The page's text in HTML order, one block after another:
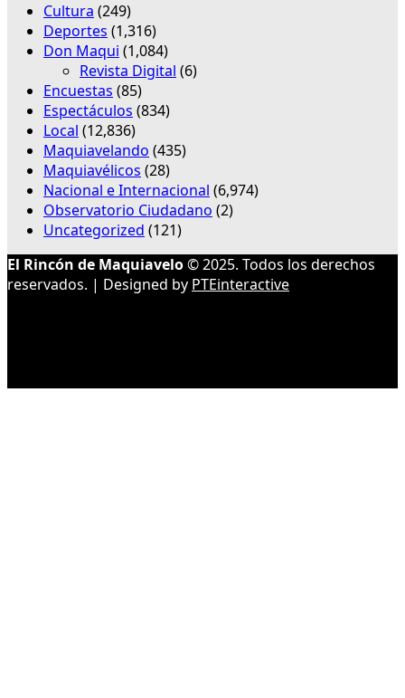
Cultura (249)
Deportes (1,316)
Don Maqui (1,084)
Revista Digital (6)
Encuestas (85)
Espectáculos (834)
Local (12,836)
Maquiavelando (435)
Maquiavélicos (28)
Nacional e Internacional (6,974)
Observatorio Ciudadano (2)
Uncategorized (121)
El Rincón de Maquiavelo© 2025. Todos los derechos
reservados. | Designed by PTEinteractive